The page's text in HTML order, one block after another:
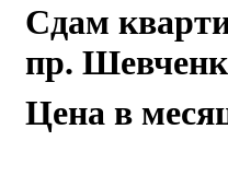
Сдам
пр.
Цена в